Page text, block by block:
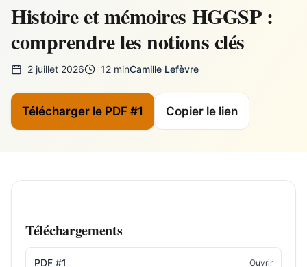
Histoire et mémoires HGGSP :
comprendre les notions clés
2 juillet 2026 12 minCamille Lefèvre
Télécharger le PDF #1 Copier le lien
Téléchargements
PDF #1 Ouvrir